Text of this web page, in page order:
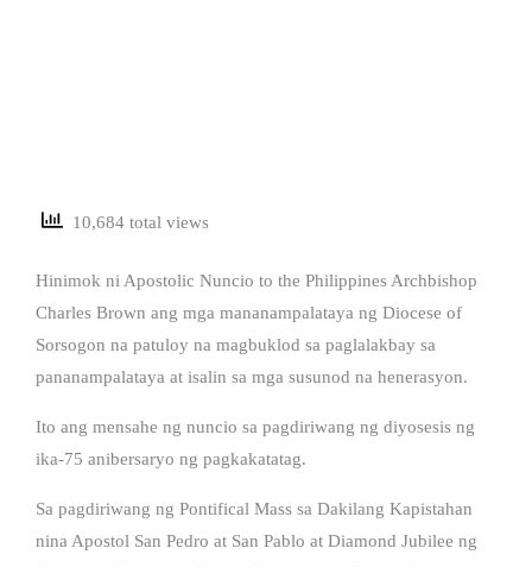
10,684 total views
Hinimok ni Apostolic Nuncio to the Philippines Archbishop
Charles Brown ang mga mananampalataya ng Diocese of
Sorsogon na patuloy na magbuklod sa paglalakbay sa
pananampalataya at isalin sa mga susunod na henerasyon.
Ito ang mensahe ng nuncio sa pagdiriwang ng diyosesis ng
ika-75 anibersaryo ng pagkakatatag.
Sa pagdiriwang ng Pontifical Mass sa Dakilang Kapistahan
nina Apostol San Pedro at San Pablo at Diamond Jubilee ng